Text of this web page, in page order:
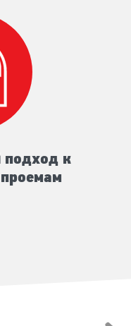
подход к